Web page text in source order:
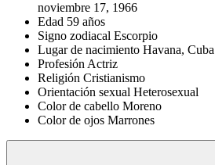
noviembre 17, 1966
Edad 59 años
Signo zodiacal Escorpio
Lugar de nacimiento Havana, Cuba
ProfesiónActriz
Religión Cristianismo
Orientación sexual Heterosexual
Color de cabello Moreno
Color de ojos Marrones